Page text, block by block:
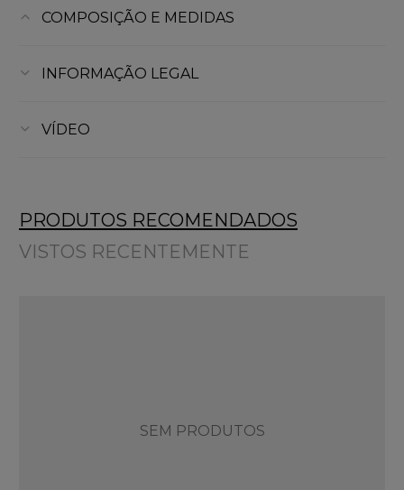
COMPOSIÇÃO E MEDIDAS
INFORMAÇÃO LEGAL
VÍDEO
PRODUTOS RECOMENDADOS
VISTOS RECENTEMENTE
SEM PRODUTOS